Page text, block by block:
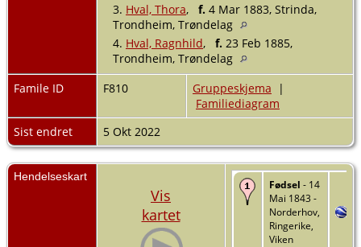
3. Hval, Thora, f. 4 Mar 1883, Strinda,
Trondheim, Trøndelag
4. Hval, Ragnhild, f. 23 Feb 1885,
Trondheim, Trøndelag
Famile ID
F810 Gruppeskjema |
Familiediagram
Sist endret
5 Okt 2022
Hendelseskart
Vis
kartet
Fødsel - 14
Mai 1843 -
Norderhov,
Ringerike,
Viken